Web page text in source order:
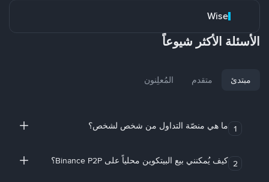
Wise
الأسئلة الأكثر شيوعاً
مبتدئ متقدم المُعلِنون
1 ما هي منصّة التداول من شخص لشخص؟
2 كيف يُمكنني بيع البيتكوين محلياً على Binance P2P؟